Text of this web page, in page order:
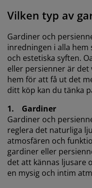
Vilken typ av
Gardiner och
inredningen i alla
och estetiska syften.
eller persienner är
hem för att få ut det
ditt köp kan du tänka
1. Gardiner
Gardiner och
reglera det naturliga
atmosfären och
gardiner eller
det att kännas ljusare
en mysig och intim